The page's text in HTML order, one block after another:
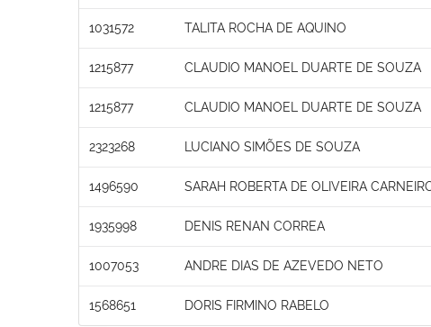
1031572 TALITA ROCHA DE AQUINO
1215877 CLAUDIO MANOEL DUARTE DE SOUZA
1215877 CLAUDIO MANOEL DUARTE DE SOUZA
2323268 LUCIANO SIMÕES DE SOUZA
1496590 SARAH ROBERTA DE OLIVEIRA
1935998 DENIS RENAN CORREA
1007053 ANDRE DIAS DE AZEVEDO NETO
1568651 DORIS FIRMINO RABELO